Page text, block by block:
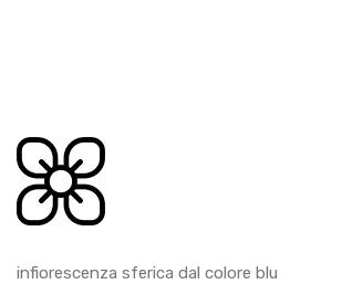
infiorescenza sferica dal colore blu